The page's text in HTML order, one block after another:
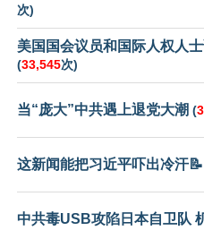
次)
美国国会议员和国际人权人
(33,545次)
当“庞大”中共遇上退党大潮 (
这新闻能把习近平吓出冷汗📝
中共毒USB攻陷日本自卫队